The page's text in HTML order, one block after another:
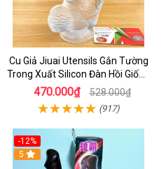
Cu Giả Jiuai Utensils Gắn Tường
Trong Xuất Silicon Đàn Hồi Giống
Thật
470.000₫ 528.000₫
(917)
-12%
5